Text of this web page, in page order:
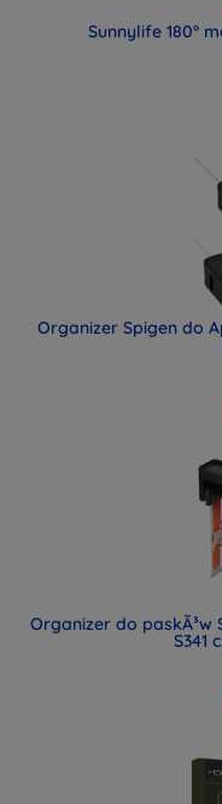
Sunnylife 180°
Organizer Spigen do
Organizer do paskÃ³w
S341